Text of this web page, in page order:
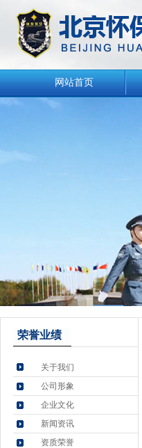
网站首页
荣誉业绩
关于我们
公司形象
企业文化
新闻资讯
资质荣誉